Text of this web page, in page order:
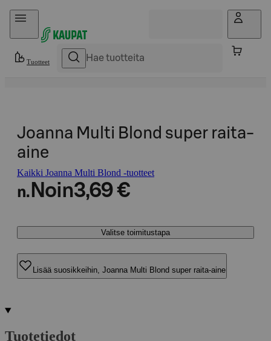
Hyppää sisältöön
Tuotteet
Joanna Multi Blond super raita-
aine
Kaikki Joanna Multi Blond -tuotteet
n. Noin3,69 €
Valitse toimitustapa
Lisää suosikkeihin, Joanna Multi Blond super raita-aine
Tuotetiedot